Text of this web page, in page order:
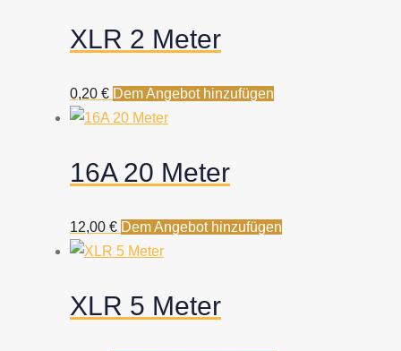
XLR 2 Meter
0,20 € Dem Angebot hinzufügen
16A 20 Meter
12,00 € Dem Angebot hinzufügen
XLR 5 Meter